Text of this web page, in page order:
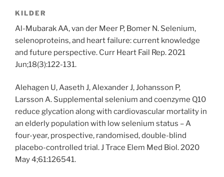
KILDER
Al-Mubarak AA, van der Meer P, Bomer N. Selenium,
selenoproteins, and heart failure: current knowledge
and future perspective. Curr Heart Fail Rep. 2021
Jun;18(3):122-131.
Alehagen U, Aaseth J, Alexander J, Johansson P,
Larsson A. Supplemental selenium and coenzyme Q10
reduce glycation along with cardiovascular mortality in
an elderly population with low selenium status – A
four-year, prospective, randomised, double-blind
placebo-controlled trial. J Trace Elem Med Biol. 2020
May 4;61:126541.